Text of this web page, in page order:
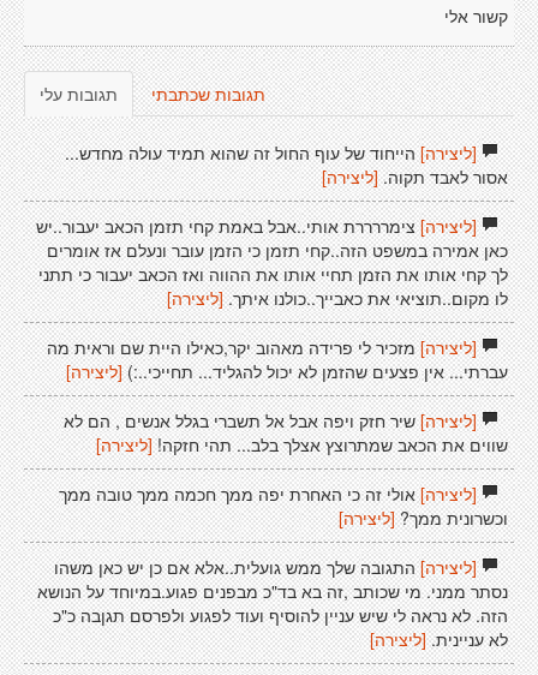
קשור אלי
תגובות עלי תגובות שכתבתי
[ליצירה]הייחוד של עוף החול זה שהוא תמיד עולה מחדש...
אסור לאבד תקוה. [ליצירה]
[ליצירה]צימררררת אותי..אבל באמת קחי תזמן הכאב יעבור..יש
כאן אמירה במשפט הזה..קחי תזמן כי הזמן עובר ונעלם אז אומרים
לך קחי אותו את הזמן תחיי אותו את ההווה ואז הכאב יעבור כי תתני
לו מקום..תוציאי את כאבייך..כולנו איתך. [ליצירה]
[ליצירה]מזכיר לי פרידה מאהוב יקר,כאילו היית שם וראית מה
עברתי... אין פצעים שהזמן לא יכול להגליד... תחייכי..:) [ליצירה]
[ליצירה]שיר חזק ויפה אבל אל תשברי בגלל אנשים , הם לא
שווים את הכאב שמתרוצץ אצלך בלב... תהי חזקה! [ליצירה]
[ליצירה]אולי זה כי האחרת יפה ממך חכמה ממך טובה ממך
וכשרונית ממך? [ליצירה]
[ליצירה]התגובה שלך ממש גועלית..אלא אם כן יש כאן משהו
נסתר ממני. מי שכותב ,זה בא בד"כ מבפנים פגוע.במיוחד על הנושא
הזה. לא נראה לי שיש עניין להוסיף ועוד לפגוע ולפרסם תגןבה כ"כ
לא עניינית.[ליצירה]